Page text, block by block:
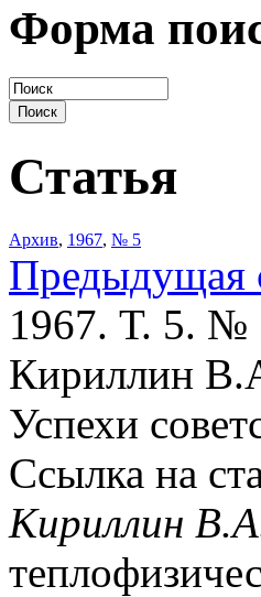
Форма
Статья
Архив, 1967, № 5
Предыдущая
1967. Т. 5. №
Кириллин
Успехи
Ссылка на
Кириллин